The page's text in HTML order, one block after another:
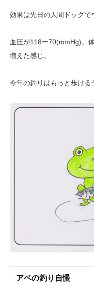
効果は先日の人間ドッグで
血圧が118ー70(mmHg)。
増えた感じ。
今年の釣りはもっと歩ける
アベの釣り自慢